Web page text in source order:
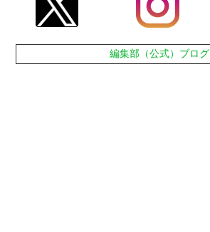
編集部（公式）ブログ